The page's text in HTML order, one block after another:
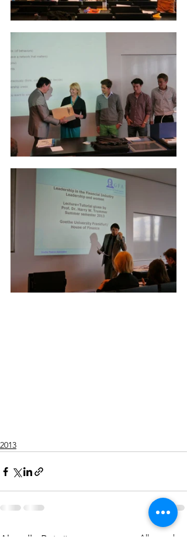
2013
Aktuelle Beiträge Alle ansehen